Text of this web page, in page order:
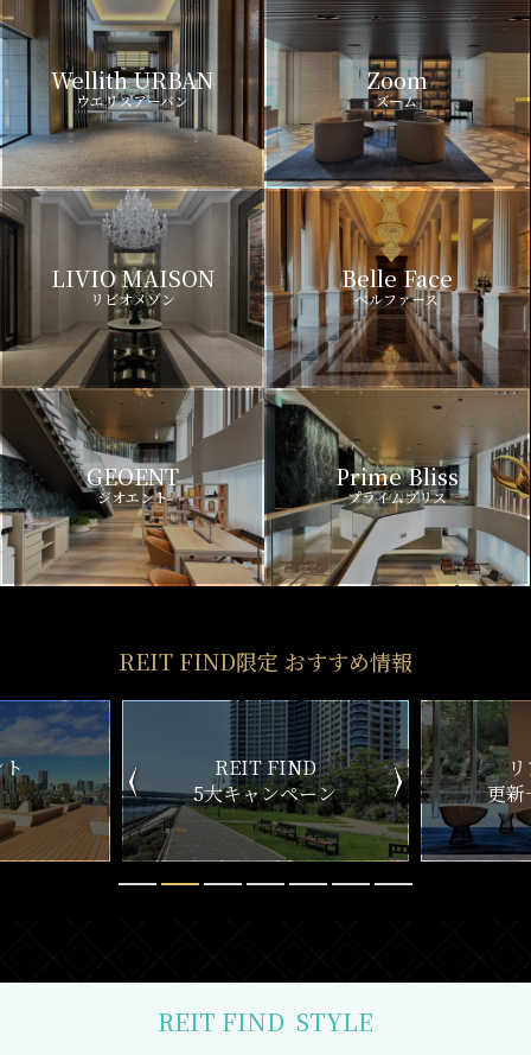
Wellith URBAN
ウエリスアーバン
Zoom
ズーム
LIVIO MAISON
リビオメゾン
Belle Face
ベルファース
GEOENT
ジオエント
Prime Bliss
プライムブリス
REIT FIND限定 おすすめ情報
ン
リアルタイム
更新一覧チェック
新
REIT FIND STYLE